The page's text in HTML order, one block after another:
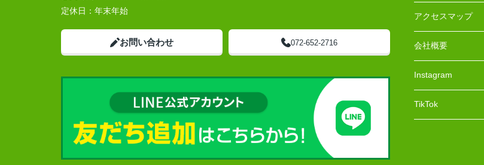
定休日： 年末年始
お問い合わせ 072-652-2716
アクセスマップ
会社概要
Instagram
TikTok